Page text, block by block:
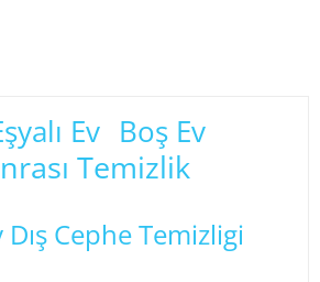
Ev Boş Ev
Temizlik
Cephe Temizligi